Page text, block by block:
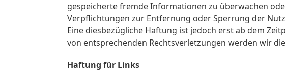
gespeicherte fremde Informationen zu überwachen
Verpflichtungen zur Entfernung oder Sperrung der
Eine diesbezügliche Haftung ist jedoch erst ab dem
von entsprechenden Rechtsverletzungen werden wir
Haftung für Links